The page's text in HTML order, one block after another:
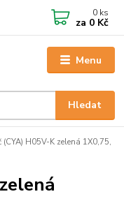
Menu
Hledat
0 ks
za 0 Kč
(CYA) H05V-K zelená 1X0,75,